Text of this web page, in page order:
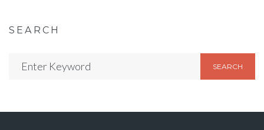
SEARCH
SEARCH